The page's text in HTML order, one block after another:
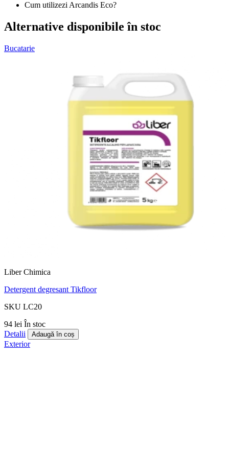
Cum utilizezi Arcandis Eco?
Alternative disponibile în stoc
Bucatarie
Liber Chimica
Detergent degresant Tikfloor
SKU LC20
94 lei În stoc
Detalii
Adaugă în coș
Exterior